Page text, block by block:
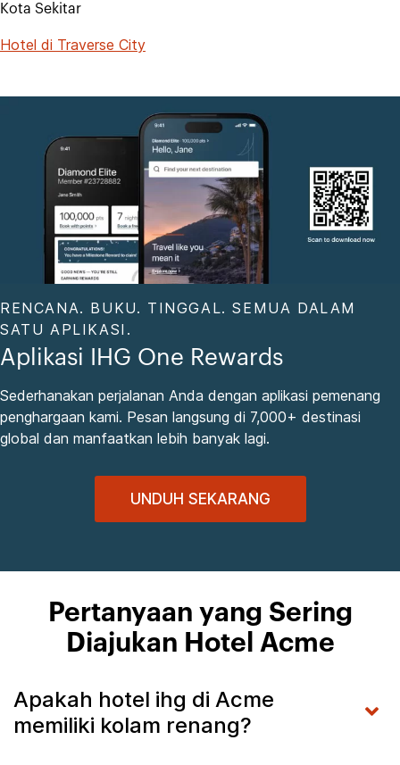
Kota Sekitar
Hotel di Traverse City
RENCANA. BUKU. TINGGAL. SEMUA DALAM
SATU APLIKASI.
Aplikasi IHG One Rewards
Sederhanakan perjalanan Anda dengan aplikasi pemenang
penghargaan kami. Pesan langsung di 7,000+ destinasi
global dan manfaatkan lebih banyak lagi.
UNDUH SEKARANG
Pertanyaan yang Sering
Diajukan Hotel Acme
Apakah hotel ihg di Acme
memiliki kolam renang?